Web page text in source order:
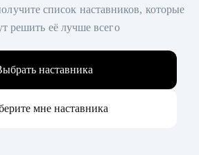
список наставников, которые
решить её лучше всего
наставника
мне наставника